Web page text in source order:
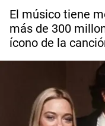
El músico tiene
más de 300
ícono de la